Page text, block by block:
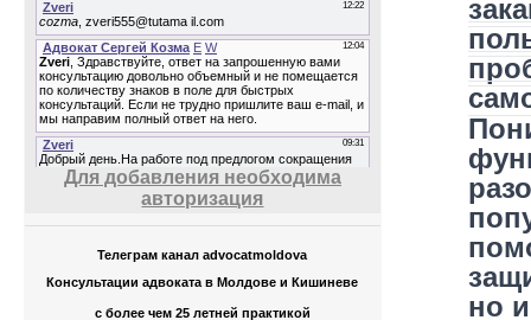
Для добавления необходима
авторизация
Телеграм канал advocatmoldova
Консультации адвоката в Молдове и Кишиневе
с более чем 25 летней практикой
но